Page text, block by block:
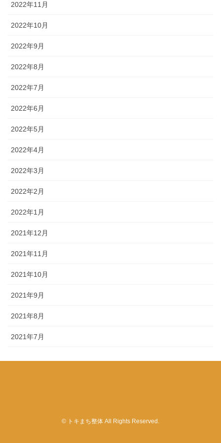
2022年11月
2022年10月
2022年9月
2022年8月
2022年7月
2022年6月
2022年5月
2022年4月
2022年3月
2022年2月
2022年1月
2021年12月
2021年11月
2021年10月
2021年9月
2021年8月
2021年7月
© トキまち整体 All Rights Reserved.